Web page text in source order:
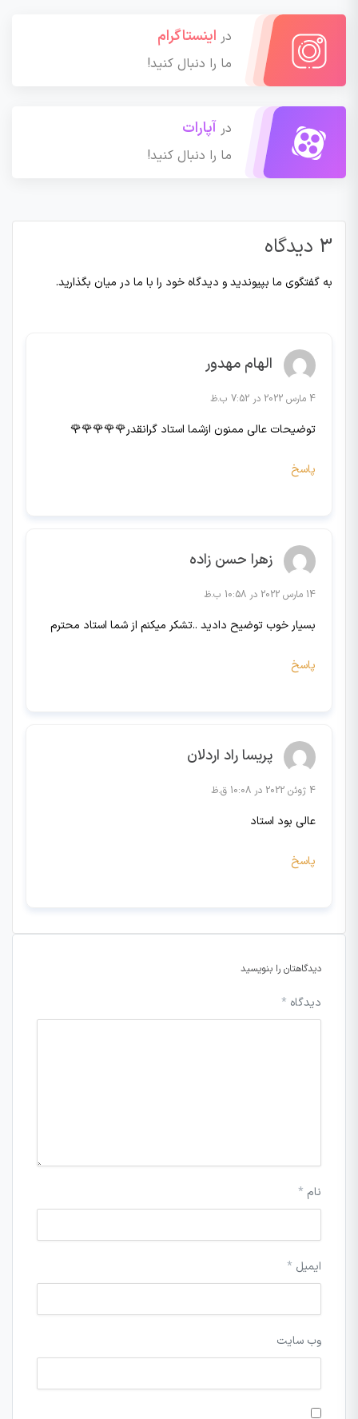
در اینستاگرام
ما را دنبال کنید!
در آپارات
ما را دنبال کنید!
3 دیدگاه
به گفتگوی ما بپیوندید و دیدگاه خود را با ما در میان بگذارید.
الهام مهدور
4 مارس 2022 در 7:52 ب.ظ
توضیحات عالی ممنون ازشما استاد گرانقدر🌹🌹🌹🌹🌹
پاسخ
زهرا حسن زاده
14 مارس 2022 در 10:58 ب.ظ
بسیار خوب توضیح دادید ..تشکر میکنم از شما استاد محترم
پاسخ
پریسا راد اردلان
4 ژوئن 2022 در 10:08 ق.ظ
عالی بود استاد
پاسخ
دیدگاهتان را بنویسید
دیدگاه *
نام *
ایمیل *
وب‌ سایت